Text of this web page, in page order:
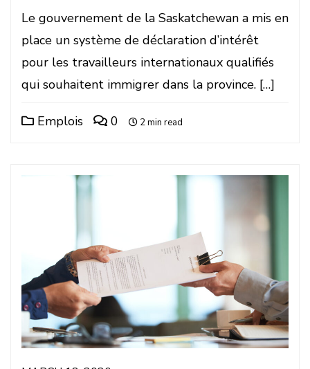
Le gouvernement de la Saskatchewan a mis en
place un système de déclaration d’intérêt
pour les travailleurs internationaux qualifiés
qui souhaitent immigrer dans la province. […]
Emplois 0 2 min read